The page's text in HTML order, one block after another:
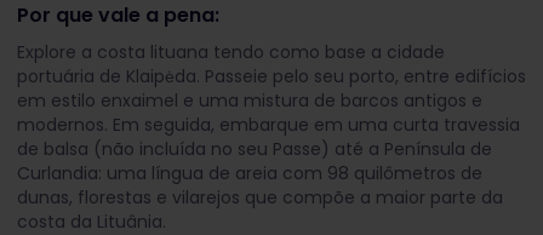
Por que vale a pena:
Explore a costa lituana tendo como base a cidade
portuária de Klaipėda. Passeie pelo seu porto, entre edifícios
em estilo enxaimel e uma mistura de barcos antigos e
modernos. Em seguida, embarque em uma curta travessia
de balsa (não incluída no seu Passe) até a Península de
Curlandia: uma língua de areia com 98 quilômetros de
dunas, florestas e vilarejos que compõe a maior parte da
costa da Lituânia.